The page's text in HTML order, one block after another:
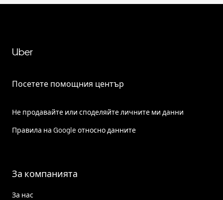
Uber
Посетете помощния център
Не продавайте или споделяйте личните ми данни
Правила на Google относно данните
За компанията
За нас